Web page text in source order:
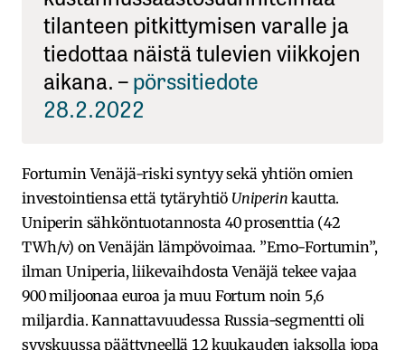
tilanteen pitkittymisen varalle ja
tiedottaa näistä tulevien viikkojen
aikana. –pörssitiedote
28.2.2022
Fortumin Venäjä-riski syntyy sekä yhtiön omien
investointiensa että tytäryhtiö Uniperinkautta.
Uniperin sähköntuotannosta 40 prosenttia (42
TWh/v) on Venäjän lämpövoimaa. ”Emo-Fortumin”,
ilman Uniperia, liikevaihdosta Venäjä tekee vajaa
900 miljoonaa euroa ja muu Fortum noin 5,6
miljardia. Kannattavuudessa Russia-segmentti oli
syyskuussa päättyneellä 12 kuukauden jaksolla jopa